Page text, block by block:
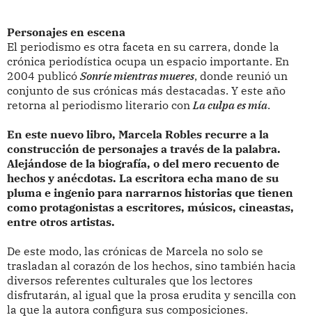
Personajes en escena
El periodismo es otra faceta en su carrera, donde la
crónica periodística ocupa un espacio importante. En
2004 publicó Sonríe mientras mueres, donde reunió un
conjunto de sus crónicas más destacadas. Y este año
retorna al periodismo literario conLa culpa es mía.
En este nuevo libro, Marcela Robles recurre a la
construcción de personajes a través de la palabra.
Alejándose de la biografía, o del mero recuento de
hechos y anécdotas. La escritora echa mano de su
pluma e ingenio para narrarnos historias que tienen
como protagonistas a escritores, músicos, cineastas,
entre otros artistas.
De este modo, las crónicas de Marcela no solo se
trasladan al corazón de los hechos, sino también hacia
diversos referentes culturales que los lectores
disfrutarán, al igual que la prosa erudita y sencilla con
la que la autora configura sus composiciones.